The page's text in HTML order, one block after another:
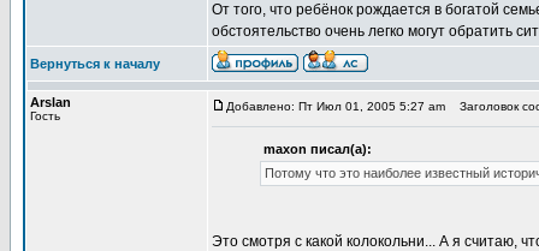
От того, что ребёнок рождается в богатой
обстоятельство очень легко могут обратить
Вернуться к началу
Arslan
Гость
Добавлено: Пт Июл 01, 2005 5:27 am Заголовок
maxon писал(а):
Потому что это наиболее известный
Это смотря с какой колокольни... А я считаю,